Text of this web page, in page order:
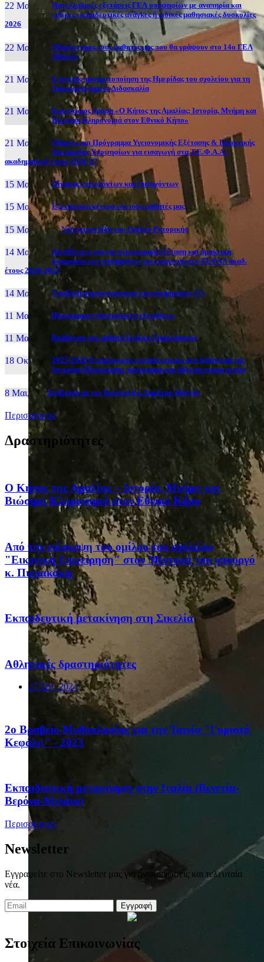
22 Μαι, 26
Πανελλαδικές εξετάσεις ΓΕΛ υποψηφίων με αναπηρία και
ειδικές εκπαιδευτικές ανάγκες ή ειδικές μαθησιακές δυσκολίες
2026
22 Μαι, 26
Οδηγίες προς τους μαθητές μας που θα γράψουν στο 14ο ΓΕΛ
Αθηνών
21 Μαι, 26
Επιτυχής πραγματοποίηση της Ημερίδας του σχολείου για τη
Διαφοροποιημένη Διδασκαλία
21 Μαι, 26
Καινοτόμος δράση «Ο Κήπος της Αμαλίας: Ιστορία, Μνήμη και
Βιώσιμη Κληρονομιά στον Εθνικό Κήπο»
21 Μαι, 26
Οδηγίες και Πρόγραμμα Υγειονομικής Εξέτασης & Πρακτικής
Δοκιμασίας Υποψηφίων για εισαγωγή στα Τ.Ε.Φ.Α.Α.,
ακαδημαϊκού έτους 2026-27
15 Μαι, 26 Πίνακας επιτυχόντων και επιλαχόντων
15 Μαι, 26 Εξεταστικά κέντρα για τους μαθητές μας
15 Μαι, 2026 Νέα ιστοσελίδα του Ομίλου Ρητορικής
14 Μαι, 26
Διευθύνσεις για την υγειονομική εξέταση και πρακτική
δοκιμασία των υποψηφίων για εισαγωγή στα ΤΕΦΑΑ ακαδ.
έτους 2026-2027
14 Μαι, 26 Yποβολή μηχανογραφικού για υποψηφίους 5%
11 Μαι, 26 Πρόγραμμα ενδοσχολικών εξετάσεων
11 Μαι, 26 Βράβευση του μαθητή Ιωάννη Χαραλάμπους
18 Οκτ, 25
2025-2026:Επιμόρφωση εκπαιδευτικών στη διδακτική της
Ιστορίας (Πρόσκληση, πρόγραμμα και δήλωση συμμετοχής)
8 Μαι, 26 Συζήτηση με τον βουλευτή κ. Δημήτρη Μάντζο
Περισσότερα
Δραστηριότητες
Ο Κήπος της Αμαλίας – Ιστορία, Μνήμη και
Βιώσιμη Κληρονομιά στον Εθνικό Κήπο
Από την επίσκεψη του ομίλου του σχολείου
"Εικονική Επιχείρηση" στον Μέντορά του υπουργό
κ. Πιερακάκη
Eκπαιδευτική μετακίνηση στη Σικελία
Αθλητικές δραστηριότητες
27 Σεπ, 2024
2ο Βραβείο Μυθοπλασίας για την Ταινία "Γυριστό
Κεφάλι;" - 2023
Eκπαιδευτική μετακίνηση στην Ιταλία (Βενετία-
Βερόνα-Μιλάνο)
Περισσότερα
Newsletter
Εγγραφείτε στο Newsletter μας για ανακοινώσεις και τελευταία
νέα.
Εγγραφή
Στοιχεία Επικοινωνίας